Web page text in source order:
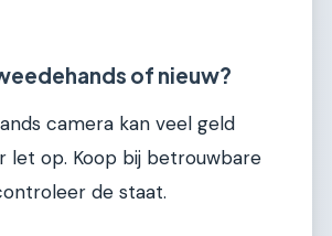
of nieuw?
camera kan veel geld
let op. Koop bij betrouwbare
de staat.